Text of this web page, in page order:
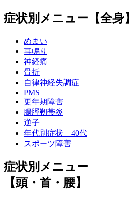
症状別メニュー【全身】
めまい
耳鳴り
神経痛
骨折
自律神経失調症
PMS
更年期障害
腸脛靭帯炎
逆子
年代別症状 40代
スポーツ障害
症状別メニュー
【頭・首・腰】